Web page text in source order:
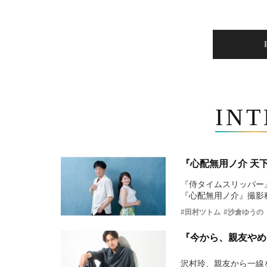
『心配無用ノ介 天
『侍タイムスリッパ
『心配無用ノ介』撮影
#田村ツトム #沙倉ゆうの
『今から、親友や
沢村玲、親友から一